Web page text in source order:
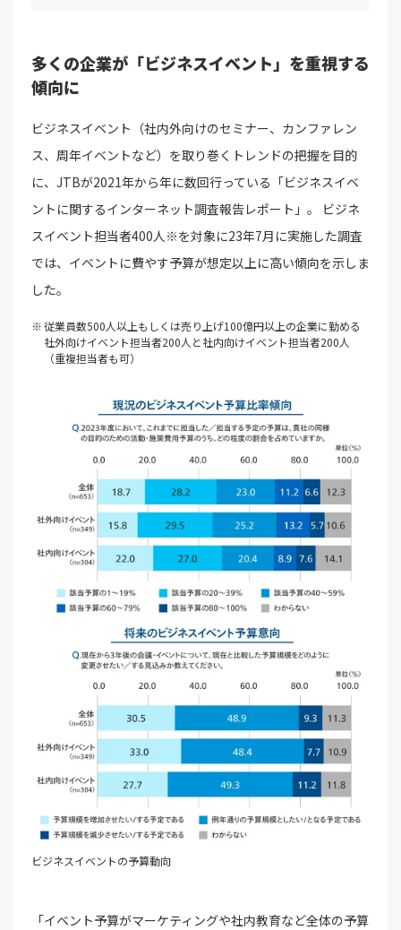
多くの企業が「ビジネスイベント」を重視する
傾向に
ビジネスイベント（社内外向けのセミナー、カンファレン
ス、周年イベントなど）を取り巻くトレンドの把握を目的
に、JTBが2021年から年に数回行っている「ビジネスイベ
ントに関するインターネット調査報告レポート」。 ビジネ
スイベント担当者400人※を対象に23年7月に実施した調査
では、イベントに費やす予算が想定以上に高い傾向を示しま
した。
従業員数500人以上もしくは売り上げ100億円以上の企業に勤める
社外向けイベント担当者200人と社内向けイベント担当者200人
（重複担当者も可）
ビジネスイベントの予算動向
「イベント予算がマーケティングや社内教育など全体の予算